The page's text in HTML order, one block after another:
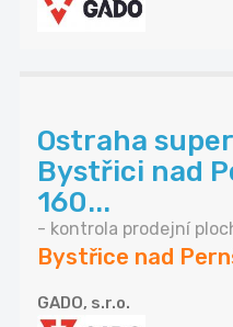
Ostraha
Bystřici nad
160...
- kontrola prodejní
Bystřice nad
GADO, s.r.o.